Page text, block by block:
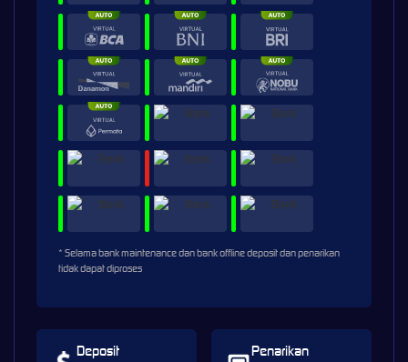
* Selama bank maintenance dan bank offline deposit dan penarikan
tidak dapat diproses
Deposit Penarikan